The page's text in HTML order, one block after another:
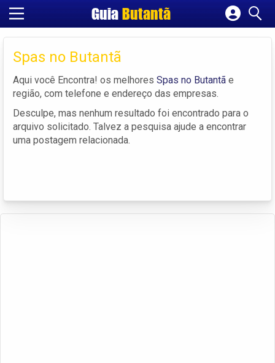
GuiaButantã
Cadastrar empresa
Spas no Butantã
Aqui você Encontra! os melhores Spas no Butantã e
região, com telefone e endereço das empresas.
Desculpe, mas nenhum resultado foi encontrado para o
arquivo solicitado. Talvez a pesquisa ajude a encontrar
uma postagem relacionada.